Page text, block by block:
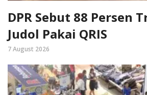
DPR Sebut 88 Persen
Judol Pakai QRIS
7 August 2026